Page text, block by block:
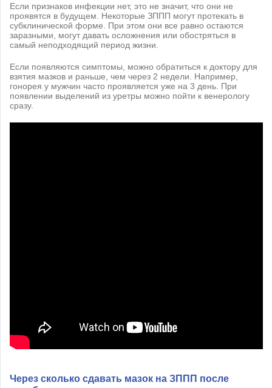
Если признаков инфекции нет, это не значит, что они не
проявятся в будущем. Некоторые ЗППП могут протекать в
субклинической форме. При этом они все равно остаются
заразными, могут давать осложнения или обостряться в
самый неподходящий период жизни.
Если появляются симптомы, можно обратиться к доктору для
взятия мазков и раньше, чем через 2 недели. Например,
гонорея у мужчин часто проявляется уже на 3 день. При
появлении выделений из уретры можно пойти к венерологу
сразу.
Через сколько сдавать мазок на ЗППП после